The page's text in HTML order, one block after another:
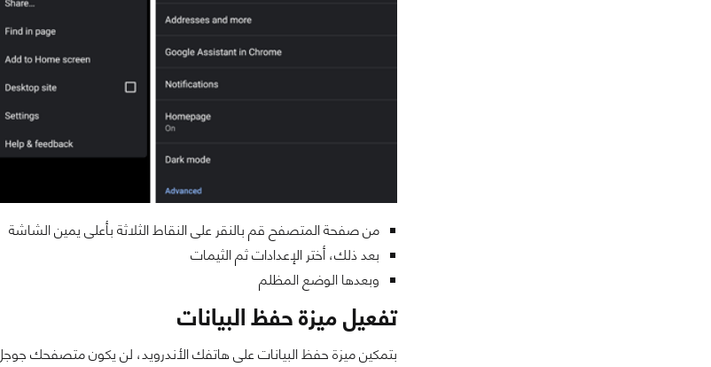
من صفحة المتصفح قم بالنقر على النقاط الثلاثة بأعلى يمين الشاشة
بعد ذلك، أختر الإعدادات ثم الثيمات
وبعدها الوضع المظلم
تفعيل ميزة حفظ البيانات
بتمكين ميزة حفظ البيانات على هاتفك الأندرويد، لن يكون متصفحك